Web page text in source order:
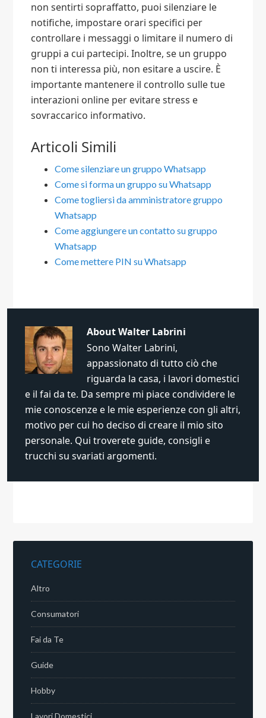
non sentirti sopraffatto, puoi silenziare le
notifiche, impostare orari specifici per
controllare i messaggi o limitare il numero di
gruppi a cui partecipi. Inoltre, se un gruppo
non ti interessa più, non esitare a uscire. È
importante mantenere il controllo sulle tue
interazioni online per evitare stress e
sovraccarico informativo.
Articoli Simili
Come silenziare un gruppo Whatsapp​
Come si forma un gruppo su Whatsapp​
Come togliersi da amministratore gruppo
Whatsapp​
Come aggiungere un contatto su gruppo
Whatsapp​
Come mettere PIN su Whatsapp​
AboutWalter Labrini
Sono Walter Labrini,
appassionato di tutto ciò che
riguarda la casa, i lavori domestici
e il fai da te. Da sempre mi piace condividere le
mie conoscenze e le mie esperienze con gli altri,
motivo per cui ho deciso di creare il mio sito
personale. Qui troverete guide, consigli e
trucchi su svariati argomenti.
CATEGORIE
Altro
Consumatori
Fai da Te
Guide
Hobby